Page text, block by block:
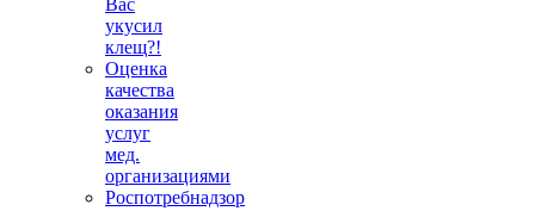
Вас
укусил
клещ?!
Оценка
качества
оказания
услуг
мед.
организациями
Роспотребнадзор